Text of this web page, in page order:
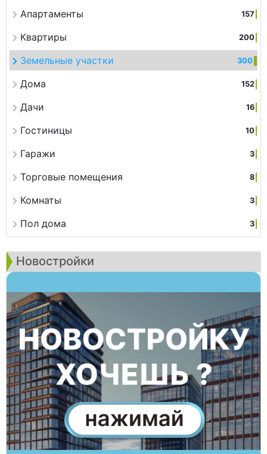
Апартаменты 157
Квартиры 200
Земельные участки 300
Дома 152
Дачи 16
Гостиницы 10
Гаражи 3
Торговые помещения 8
Комнаты 3
Пол дома 3
Новостройки